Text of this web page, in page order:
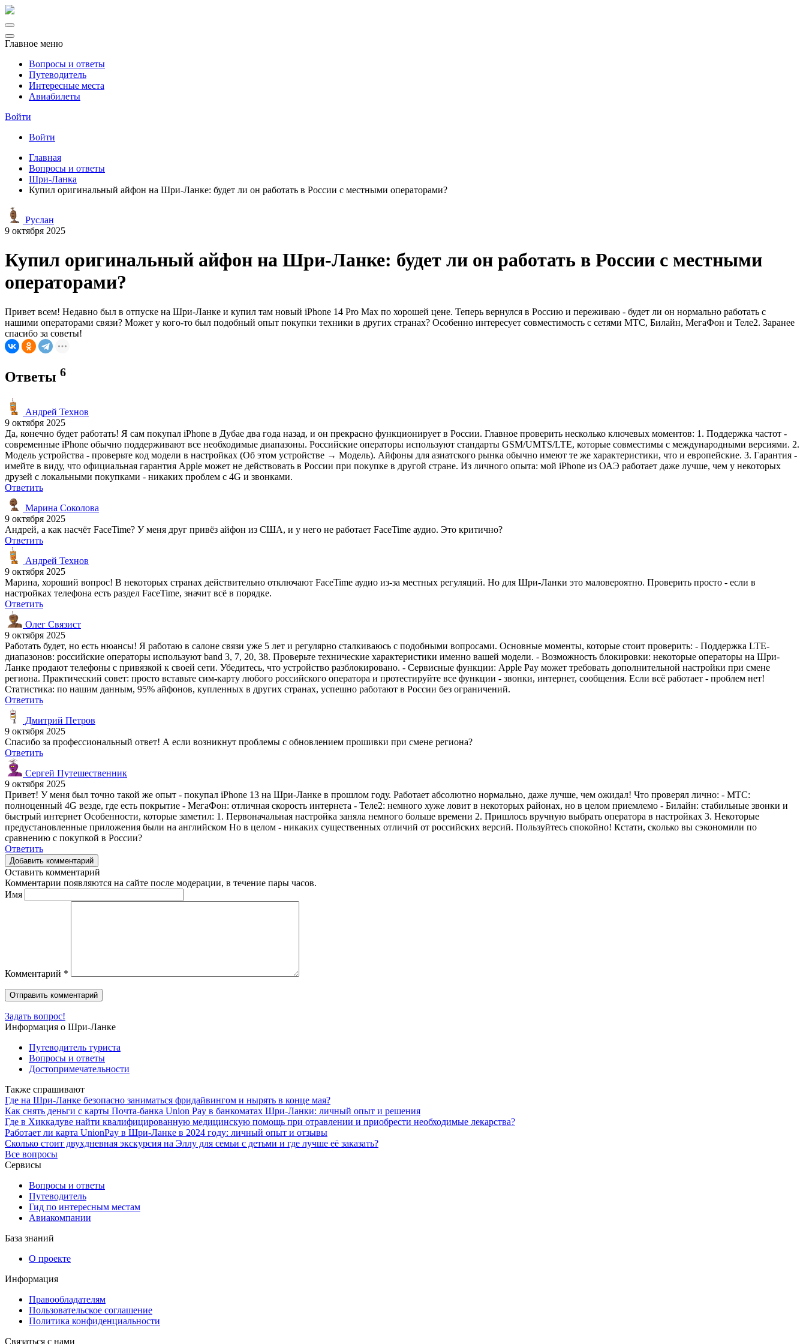
Главное меню
Вопросы и ответы
Путеводитель
Интересные места
Авиабилеты
Войти
Войти
Главная
Вопросы и ответы
Шри-Ланка
Купил оригинальный айфон на Шри-Ланке: будет ли он работать в России с местными операторами?
Руслан
9 октября 2025
Купил оригинальный айфон на Шри-Ланке: будет ли он работать в России с местными
операторами?
Привет всем! Недавно был в отпуске на Шри-Ланке и купил там новый iPhone 14 Pro Max по хорошей цене. Теперь вернулся в Россию и переживаю - будет ли он нормально работать с
нашими операторами связи? Может у кого-то был подобный опыт покупки техники в других странах? Особенно интересует совместимость с сетями МТС, Билайн, МегаФон и Теле2. Заранее
спасибо за советы!
Ответы 6
Андрей Технов
9 октября 2025
Да, конечно будет работать! Я сам покупал iPhone в Дубае два года назад, и он прекрасно функционирует в России. Главное проверить несколько ключевых моментов: 1. Поддержка частот -
современные iPhone обычно поддерживают все необходимые диапазоны. Российские операторы используют стандарты GSM/UMTS/LTE, которые совместимы с международными версиями. 2.
Модель устройства - проверьте код модели в настройках (Об этом устройстве → Модель). Айфоны для азиатского рынка обычно имеют те же характеристики, что и европейские. 3. Гарантия -
имейте в виду, что официальная гарантия Apple может не действовать в России при покупке в другой стране. Из личного опыта: мой iPhone из ОАЭ работает даже лучше, чем у некоторых
друзей с локальными покупками - никаких проблем с 4G и звонками.
Ответить
Марина Соколова
9 октября 2025
Андрей, а как насчёт FaceTime? У меня друг привёз айфон из США, и у него не работает FaceTime аудио. Это критично?
Ответить
Андрей Технов
9 октября 2025
Марина, хороший вопрос! В некоторых странах действительно отключают FaceTime аудио из-за местных регуляций. Но для Шри-Ланки это маловероятно. Проверить просто - если в
настройках телефона есть раздел FaceTime, значит всё в порядке.
Ответить
Олег Связист
9 октября 2025
Работать будет, но есть нюансы! Я работаю в салоне связи уже 5 лет и регулярно сталкиваюсь с подобными вопросами. Основные моменты, которые стоит проверить: - Поддержка LTE-
диапазонов: российские операторы используют band 3, 7, 20, 38. Проверьте технические характеристики именно вашей модели. - Возможность блокировки: некоторые операторы на Шри-
Ланке продают телефоны с привязкой к своей сети. Убедитесь, что устройство разблокировано. - Сервисные функции: Apple Pay может требовать дополнительной настройки при смене
региона. Практический совет: просто вставьте сим-карту любого российского оператора и протестируйте все функции - звонки, интернет, сообщения. Если всё работает - проблем нет!
Статистика: по нашим данным, 95% айфонов, купленных в других странах, успешно работают в России без ограничений.
Ответить
Дмитрий Петров
9 октября 2025
Спасибо за профессиональный ответ! А если возникнут проблемы с обновлением прошивки при смене региона?
Ответить
Сергей Путешественник
9 октября 2025
Привет! У меня был точно такой же опыт - покупал iPhone 13 на Шри-Ланке в прошлом году. Работает абсолютно нормально, даже лучше, чем ожидал! Что проверял лично: - МТС:
полноценный 4G везде, где есть покрытие - МегаФон: отличная скорость интернета - Теле2: немного хуже ловит в некоторых районах, но в целом приемлемо - Билайн: стабильные звонки и
быстрый интернет Особенности, которые заметил: 1. Первоначальная настройка заняла немного больше времени 2. Пришлось вручную выбрать оператора в настройках 3. Некоторые
предустановленные приложения были на английском Но в целом - никаких существенных отличий от российских версий. Пользуйтесь спокойно! Кстати, сколько вы сэкономили по
сравнению с покупкой в России?
Ответить
Добавить комментарий
Оставить комментарий
Комментарии появляются на сайте после модерации, в течение пары часов.
Имя
Комментарий *
Задать вопрос!
Информация о Шри-Ланке
Путеводитель туриста
Вопросы и ответы
Достопримечательности
Также спрашивают
Где на Шри-Ланке безопасно заниматься фридайвингом и нырять в конце мая?
Как снять деньги с карты Почта-банка Union Pay в банкоматах Шри-Ланки: личный опыт и решения
Где в Хиккадуве найти квалифицированную медицинскую помощь при отравлении и приобрести необходимые лекарства?
Работает ли карта UnionPay в Шри-Ланке в 2024 году: личный опыт и отзывы
Сколько стоит двухдневная экскурсия на Эллу для семьи с детьми и где лучше её заказать?
Все вопросы
Сервисы
Вопросы и ответы
Путеводитель
Гид по интересным местам
Авиакомпании
База знаний
О проекте
Информация
Правообладателям
Пользовательское соглашение
Политика конфиденциальности
Связаться с нами